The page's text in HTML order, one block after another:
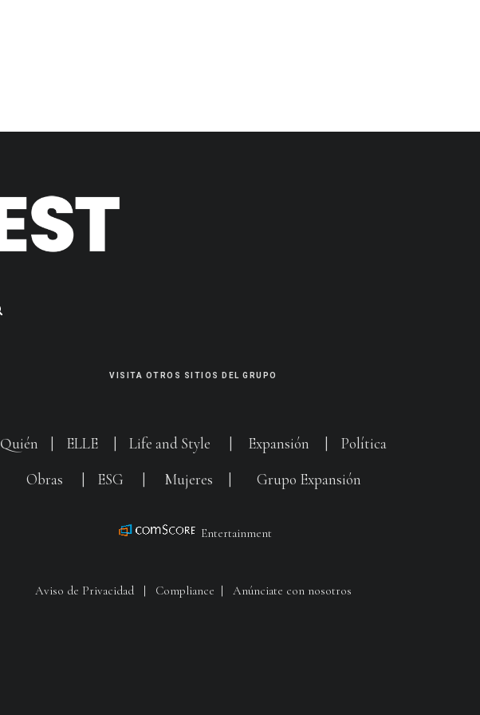
VISITA OTROS SITIOS DEL GRUPO
Quién ELLE Life and Style Expansión
Política
Obras
ESG Mujeres Grupo Expansión
Entertainment
Aviso de Privacidad | Compliance | Anúnciate con nosotros